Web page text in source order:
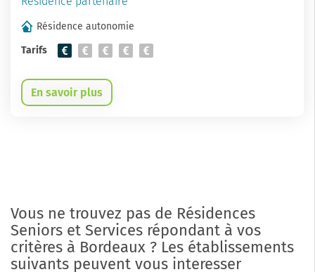
Résidence autonomie
Tarifs
En savoir plus
Vous ne trouvez pas de Résidences
Seniors et Services répondant à vos
critères à Bordeaux ? Les établissements
suivants peuvent vous interesser